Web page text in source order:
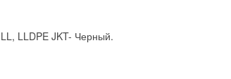
LLDPE JKT- Черный.